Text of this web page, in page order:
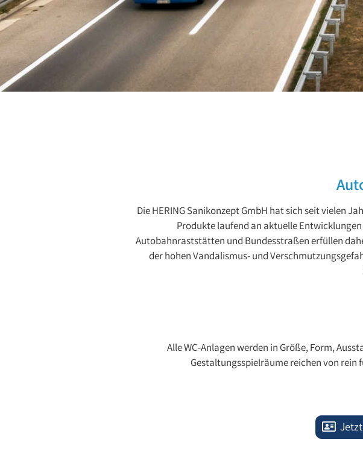
Die HERING Sanikonzept GmbH hat sich seit vielen
Produkte laufend an aktuelle
Autobahnraststätten und Bundesstraßen erfüllen
der hohen Vandalismus- und
Alle WC-Anlagen werden in Größe, Form,
Gestaltungsspielräume reichen von